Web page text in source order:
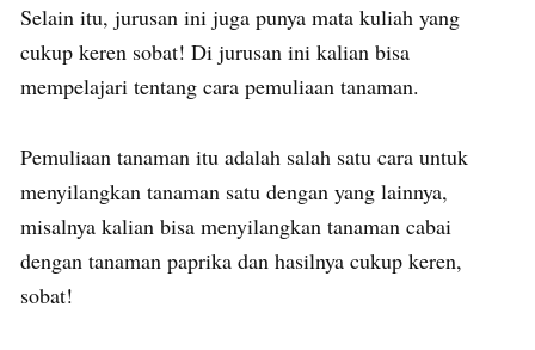
Selain itu, jurusan ini juga punya mata kuliah yang
cukup keren sobat! Di jurusan ini kalian bisa
mempelajari tentang cara pemuliaan tanaman.
Pemuliaan tanaman itu adalah salah satu cara untuk
menyilangkan tanaman satu dengan yang lainnya,
misalnya kalian bisa menyilangkan tanaman cabai
dengan tanaman paprika dan hasilnya cukup keren,
sobat!